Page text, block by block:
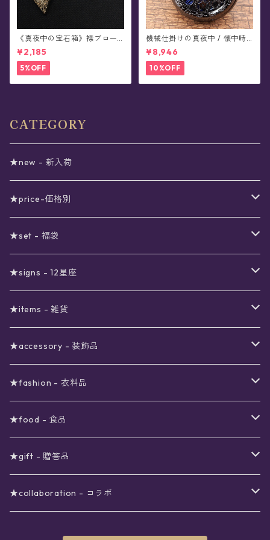
《真夜中の宝石箱》襟ブロー
チ/カラータックピン(2個セッ
ト/全5色)
¥2,185
5%OFF
機械仕掛けの真夜中 / 懐中時
計(全4色)
¥8,946
10%OFF
CATEGORY
★new - 新入荷
★price-価格別
セール
真夜中のSALE
予約限定SALE
〜1000円
〜2000円
〜3000円
〜4000円
〜5000円
〜6000円
〜7000円
★set - 福袋
12星座福袋
星の市福袋
★signs - 12星座
12星座ギフトセット
★items - 雑貨
ステーショナリー
ギフトボックス
ノート
メイクアップ
ネイルカラー
アロマスプレー
ポーチ
夜空の星月
扇子(うちわ)
インテリア
★accessory - 装飾品
ピアス
星
月
イヤリング
星
月
ネックレス
星
チョーカー
★fashion - 衣料品
ワンピース
スター
フラワー
トップス
ブラウス
ボトムス
★food - 食品
珈琲
紅茶
★gift - 贈答品
ラッピング用オプション
★collaboration - コラボ